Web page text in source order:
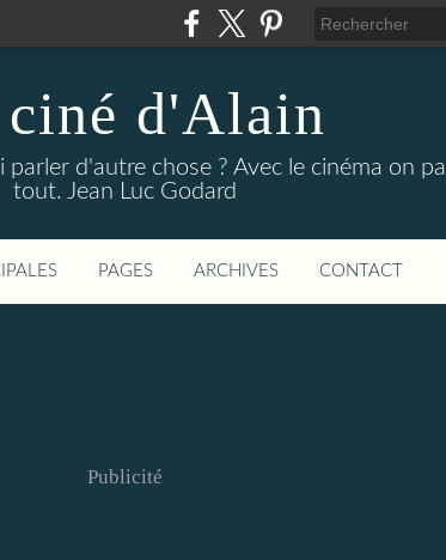
d'Alain
d'autre chose ? Avec le cinéma on
tout. Jean Luc Godard
PAGES ARCHIVES CONTACT
Publicité